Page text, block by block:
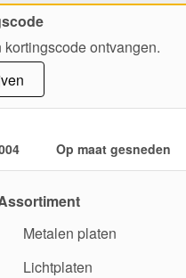
ontvangen.
Op maat gesneden
Metalen platen
Lichtplaten